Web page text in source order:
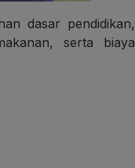
dasar pendidikan,
serta biaya